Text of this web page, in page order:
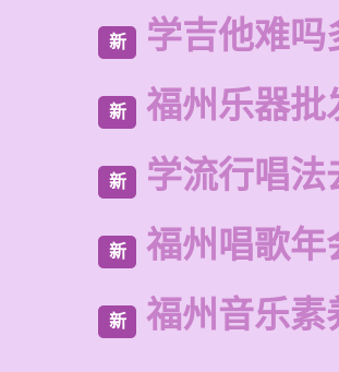
新 学吉他难吗
新 福州乐器批
新 学流行唱法
新 福州唱歌年
新 福州音乐素